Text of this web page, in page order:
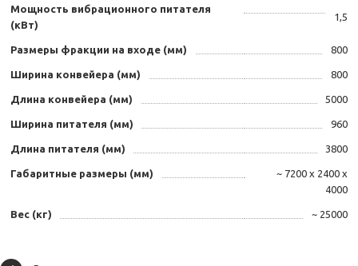
Мощность вибрационного питателя
(кВт)
1,5
Размеры фракции на входе (мм) 800
Ширина конвейера (мм) 800
Длина конвейера (мм) 5000
Ширина питателя (мм) 960
Длина питателя (мм) 3800
Габаритные размеры (мм)
~ 7200 х 2400 х
4000
Вес (кг) ~ 25000